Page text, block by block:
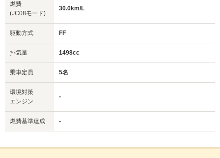
燃費
(JC08モード)
30.0km/L
駆動方式 FF
排気量 1498cc
乗車定員 5名
環境対策
エンジン
-
燃費基準達成 -